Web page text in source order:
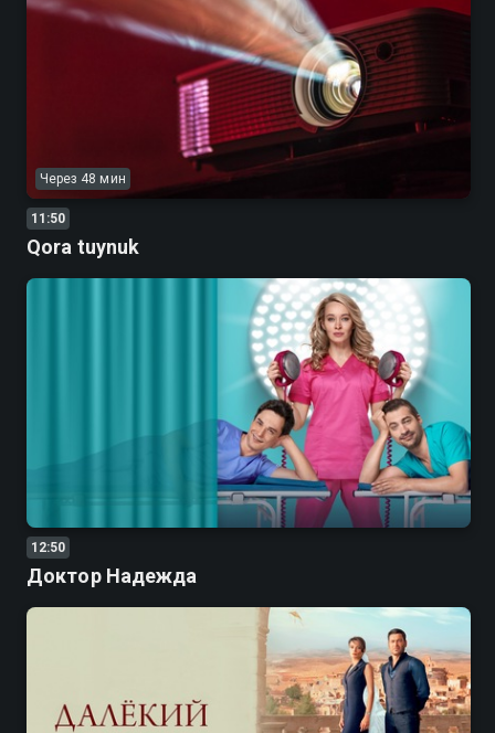
Через 48 мин
11:50
Qora tuynuk
12:50
Доктор Надежда